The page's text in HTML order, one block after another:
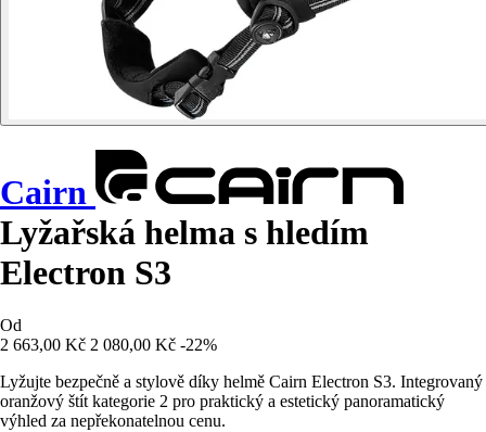
Cairn
Lyžařská helma s hledím
Electron S3
Od
2 663,00 Kč 2 080,00 Kč -22%
Lyžujte bezpečně a stylově díky helmě Cairn Electron S3. Integrovaný
oranžový štít kategorie 2 pro praktický a estetický panoramatický
výhled za nepřekonatelnou cenu.